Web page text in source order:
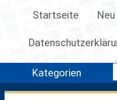
Startseite
Kategorien